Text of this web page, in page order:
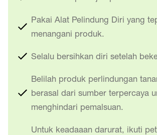
Pakai Alat Pelindung Diri yang
menangani produk.
Selalu bersihkan diri setelah
Belilah produk perlindungan
berasal dari sumber terpercaya
menghindari pemalsuan.
Untuk keadaaan darurat, ikuti